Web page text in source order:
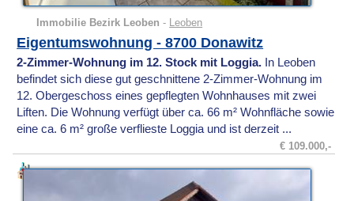
Immobilie Bezirk Leoben - Leoben
Eigentumswohnung - 8700 Donawitz
2-Zimmer-Wohnung im 12. Stock mit Loggia. In Leoben
befindet sich diese gut geschnittene 2-Zimmer-Wohnung im
12. Obergeschoss eines gepflegten Wohnhauses mit zwei
Liften. Die Wohnung verfügt über ca. 66 m² Wohnfläche sowie
eine ca. 6 m² große verflieste Loggia und ist derzeit ...
€ 109.000,-